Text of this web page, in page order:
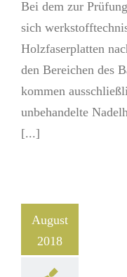
Bei dem zur
sich
Holzfaserplatten
den Bereichen des
kommen
unbehandelte
[...]
August
2018